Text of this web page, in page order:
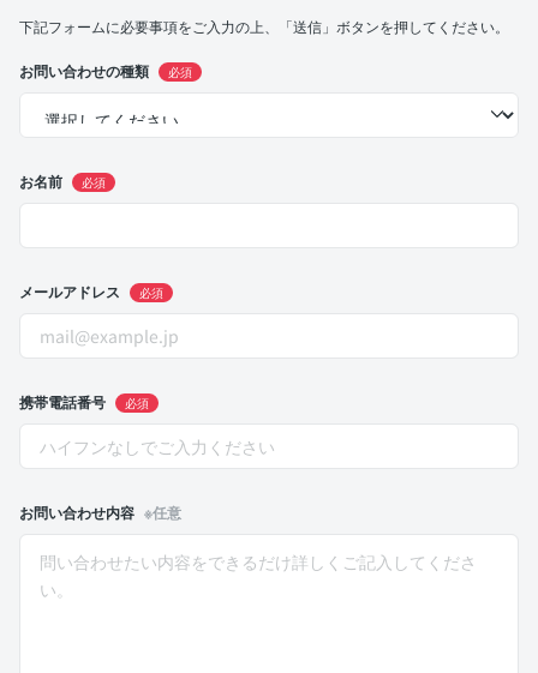
下記フォームに必要事項をご入力の上、「送信」ボタンを押してください。
お問い合わせの種類 必須
お名前 必須
メールアドレス 必須
携帯電話番号 必須
お問い合わせ内容 ※任意